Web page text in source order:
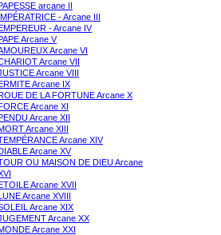
arcane II
- Arcane III
- Arcane IV
Arcane V
Arcane VI
Arcane VII
Arcane VIII
Arcane IX
DE LA FORTUNE Arcane X
Arcane XI
Arcane XII
Arcane XIII
Arcane XIV
Arcane XV
OU MAISON DE DIEU Arcane
Arcane XVII
Arcane XVIII
Arcane XIX
Arcane XX
Arcane XXI